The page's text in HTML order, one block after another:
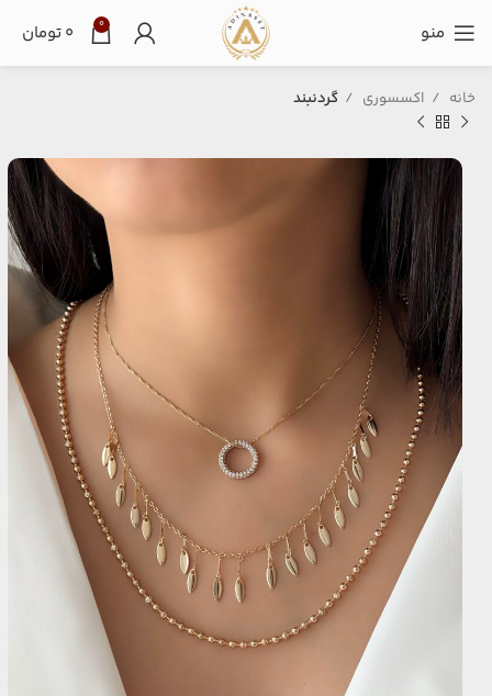
منو 0 ۰تومان
خانه اکسسوری گردنبند